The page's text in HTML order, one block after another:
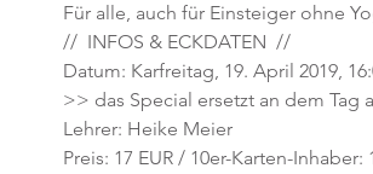
Für alle, auch für Einsteiger ohne
//  INFOS & ECKDATEN  //
Datum: Karfreitag, 19. April 2019,
>> das Special ersetzt an dem Tag
Lehrer: Heike Meier
Preis: 17 EUR / 10er-Karten-